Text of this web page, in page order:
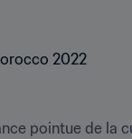
pointue de la